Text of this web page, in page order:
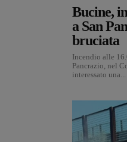
Bucine,
a San
bruciata
Incendio alle
Pancrazio, nel
interessato una...